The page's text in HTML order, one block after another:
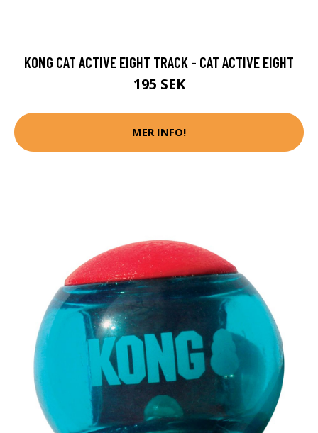
KONG CAT ACTIVE EIGHT TRACK - CAT ACTIVE EIGHT
195 SEK
MER INFO!